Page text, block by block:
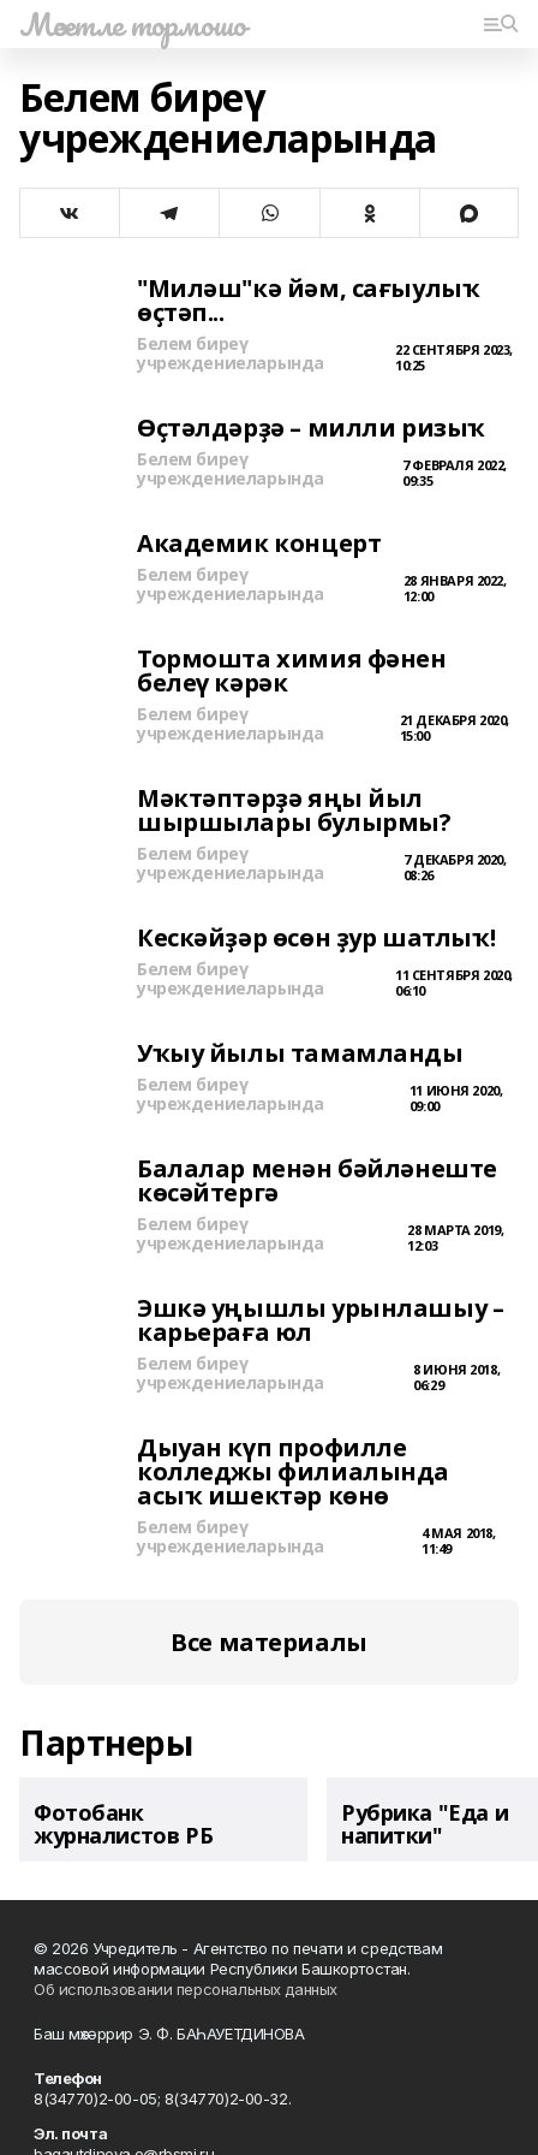
Мәсетле тормошо
Белем биреү
учреждениеларында
"Миләш"кә йәм, сағыулыҡ
өҫтәп...
Белем биреү
учреждениеларында
22 СЕНТЯБРЯ 2023,
10:25
Өҫтәлдәрҙә – милли ризыҡ
Белем биреү
учреждениеларында
7 ФЕВРАЛЯ 2022,
09:35
Академик концерт
Белем биреү
учреждениеларында
28 ЯНВАРЯ 2022,
12:00
Тормошта химия фәнен
белеү кәрәк
Белем биреү
учреждениеларында
21 ДЕКАБРЯ 2020,
15:00
Мәктәптәрҙә яңы йыл
шыршылары булырмы?
Белем биреү
учреждениеларында
7 ДЕКАБРЯ 2020,
08:26
Кескәйҙәр өсөн ҙур шатлыҡ!
Белем биреү
учреждениеларында
11 СЕНТЯБРЯ 2020,
06:10
Уҡыу йылы тамамланды
Белем биреү
учреждениеларында
11 ИЮНЯ 2020,
09:00
Балалар менән бәйләнеште
көсәйтергә
Белем биреү
учреждениеларында
28 МАРТА 2019,
12:03
Эшкә уңышлы урынлашыу –
карьераға юл
Белем биреү
учреждениеларында
8 ИЮНЯ 2018,
06:29
Дыуан күп профилле
колледжы филиалында
асыҡ ишектәр көнө
Белем биреү
учреждениеларында
4 МАЯ 2018,
11:49
Все материалы
Партнеры
Фотобанк
журналистов РБ
Рубрика "Еда и
напитки"
© 2026 Учредитель - Агентство по печати и средствам
массовой информации Республики Башкортостан.
Об использовании персональных данных
Баш мөхәррир Э. Ф. БАҺАУЕТДИНОВА
Телефон
8(34770)2-00-05; 8(34770)2-00-32.
Эл. почта